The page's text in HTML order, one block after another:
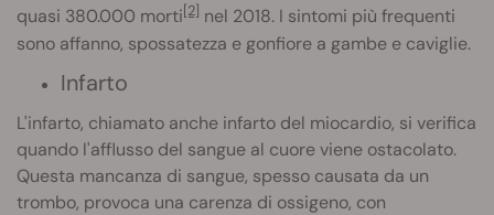
quasi 380.000 morti[2] nel 2018. I sintomi più frequenti
sono affanno, spossatezza e gonfiore a gambe e caviglie.
Infarto
L'infarto, chiamato anche infarto del miocardio, si verifica
quando l'afflusso del sangue al cuore viene ostacolato.
Questa mancanza di sangue, spesso causata da un
trombo, provoca una carenza di ossigeno, con